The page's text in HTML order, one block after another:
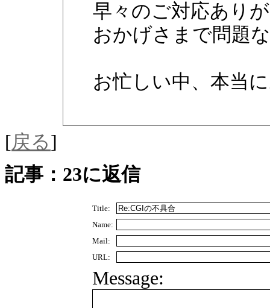
早々のご対応あり
おかげさまで問題
お忙しい中、本当
[戻る]
記事：23に返信
Title:
Name:
Mail:
URL:
Message: